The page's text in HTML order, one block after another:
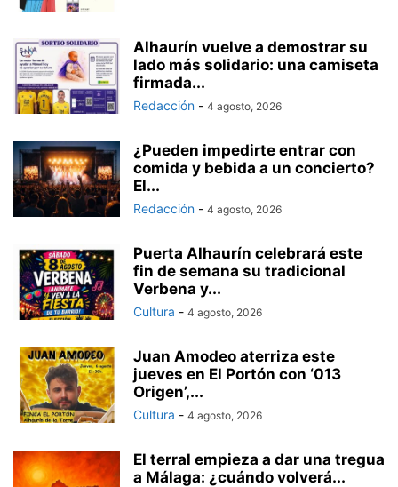
Alhaurín vuelve a demostrar su
lado más solidario: una camiseta
firmada...
Redacción - 4 agosto, 2026
¿Pueden impedirte entrar con
comida y bebida a un concierto?
El...
Redacción - 4 agosto, 2026
Puerta Alhaurín celebrará este
fin de semana su tradicional
Verbena y...
Cultura - 4 agosto, 2026
Juan Amodeo aterriza este
jueves en El Portón con ‘013
Origen’,...
Cultura - 4 agosto, 2026
El terral empieza a dar una tregua
a Málaga: ¿cuándo volverá...